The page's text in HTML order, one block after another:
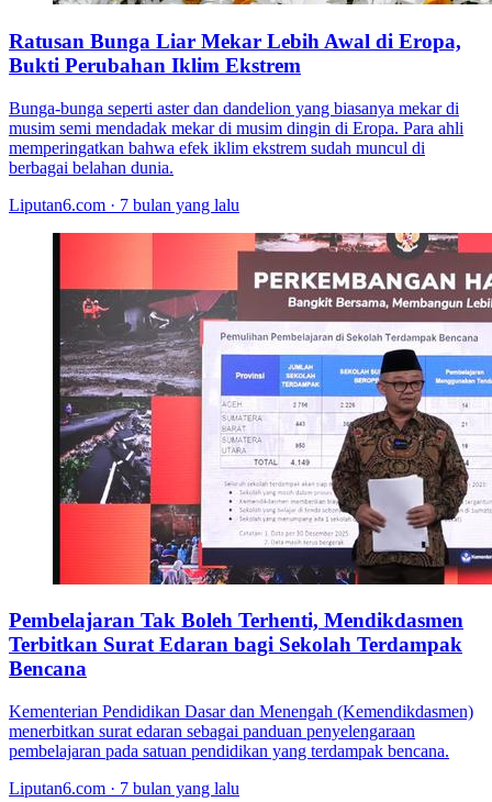
Ratusan Bunga Liar Mekar Lebih Awal di Eropa,
Bukti Perubahan Iklim Ekstrem
Bunga-bunga seperti aster dan dandelion yang biasanya mekar di
musim semi mendadak mekar di musim dingin di Eropa. Para ahli
memperingatkan bahwa efek iklim ekstrem sudah muncul di
berbagai belahan dunia.
Liputan6.com · 7 bulan yang lalu
Pembelajaran Tak Boleh Terhenti, Mendikdasmen
Terbitkan Surat Edaran bagi Sekolah Terdampak
Bencana
Kementerian Pendidikan Dasar dan Menengah (Kemendikdasmen)
menerbitkan surat edaran sebagai panduan penyelengaraan
pembelajaran pada satuan pendidikan yang terdampak bencana.
Liputan6.com · 7 bulan yang lalu